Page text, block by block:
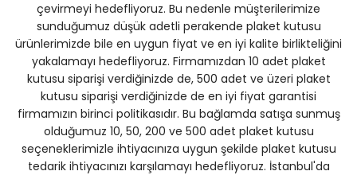
çevirmeyi hedefliyoruz. Bu nedenle müşterilerimize
sunduğumuz düşük adetli perakende plaket kutusu
ürünlerimizde bile en uygun fiyat ve en iyi kalite birlikteliğini
yakalamayı hedefliyoruz. Firmamızdan 10 adet plaket
kutusu siparişi verdiğinizde de, 500 adet ve üzeri plaket
kutusu siparişi verdiğinizde de en iyi fiyat garantisi
firmamızın birinci politikasıdır. Bu bağlamda satışa sunmuş
olduğumuz 10, 50, 200 ve 500 adet plaket kutusu
seçeneklerimizle ihtiyacınıza uygun şekilde plaket kutusu
tedarik ihtiyacınızı karşılamayı hedefliyoruz. İstanbul'da